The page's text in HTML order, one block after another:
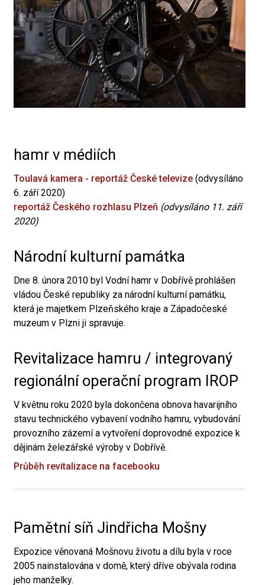
hamr v médiích
Toulavá kamera - reportáž České televize (odvysíláno
6. září 2020)
reportáž Českého rozhlasu Plzeň (odvysíláno 11. září
2020)
Národní kulturní památka
Dne 8. února 2010 byl Vodní hamr v Dobřívě prohlášen
vládou České republiky za národní kulturní památku,
která je majetkem Plzeňského kraje a Západočeské
muzeum v Plzni ji spravuje.
Revitalizace hamru / integrovaný
regionální operační program IROP
V květnu roku 2020 byla dokončena obnova havarijního
stavu technického vybavení vodního hamru, vybudování
provozního zázemí a vytvoření doprovodné expozice k
dějinám železářské výroby v Dobřívě.
Průběh revitalizace na facebooku
Pamětní síň Jindřicha Mošny
Expozice věnovaná Mošnovu životu a dílu byla v roce
2005 nainstalována v domě, který dříve obývala rodina
jeho manželky.